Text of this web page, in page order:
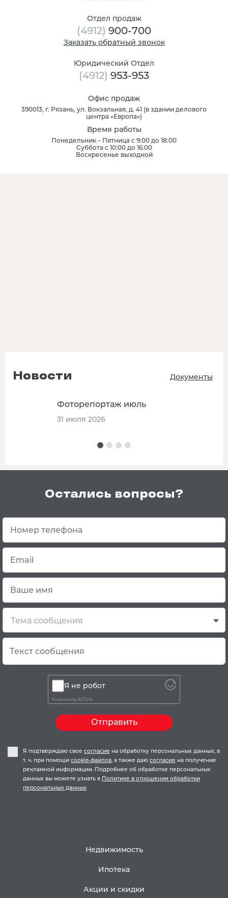
Отдел продаж
(4912) 900-700
Заказать обратный звонок
Юридический Отдел
(4912) 953-953
Офис продаж
390013, г. Рязань, ул. Вокзальная, д. 41 (в здании делового
центра «Европа»)
Время работы
Понедельник – Пятница с 9:00 до 18:00
Суббота с 10:00 до 16:00
Воскресенье выходной
Новости
Фоторепортаж июль
31 июля 2026
Документы
Остались вопросы?
Тема сообщения
Я не робот
Protected by ALTCHA
Отправить
Я подтверждаю свое согласие на обработку персональных данных, в
т. ч. при помощи cookie-файлов, а также даю согласие на получение
рекламной информации. Подробнее об обработке персональных
данных вы можете узнать в Политике в отношении обработки
персональных данных
Недвижимость
Ипотека
Акции и скидки